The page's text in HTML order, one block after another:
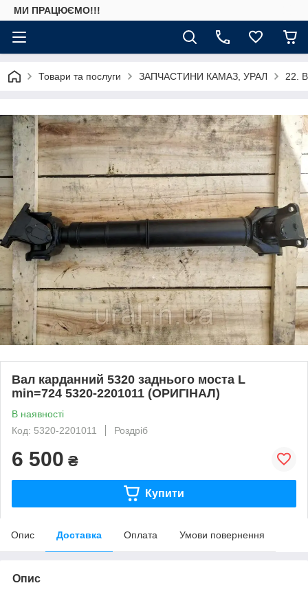
МИ ПРАЦЮЄМО!!!
Товари та послуги ЗАПЧАСТИНИ КАМАЗ, УРАЛ 22.
Вал карданний 5320 заднього моста L
min=724 5320-2201011 (ОРИГІНАЛ)
В наявності
Код: 5320-2201011
Роздріб
6 500 ₴
Купити
Опис Доставка Оплата Умови повернення
Опис